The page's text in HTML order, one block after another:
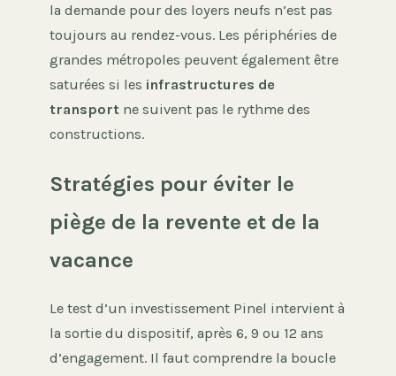
la demande pour des loyers neufs n’est pas
toujours au rendez-vous. Les périphéries de
grandes métropoles peuvent également être
saturées si les infrastructures de
transport ne suivent pas le rythme des
constructions.
Stratégies pour éviter le
piège de la revente et de la
vacance
Le test d’un investissement Pinel intervient à
la sortie du dispositif, après 6, 9 ou 12 ans
d’engagement. Il faut comprendre la boucle